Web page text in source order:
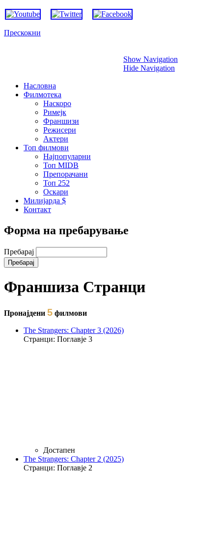
Прескокни
Show Navigation
Hide Navigation
Насловна
Филмотека
Наскоро
Римејк
Франшизи
Режисери
Актери
Топ филмови
Најпопуларни
Топ MIDB
Препорачани
Топ 252
Оскари
Милијарда $
Контакт
Форма на пребарување
Пребарај
Франшиза Странци
Пронајдени 5 филмови
The Strangers: Chapter 3 (2026)
Странци: Поглавје 3
Достапен
The Strangers: Chapter 2 (2025)
Странци: Поглавје 2